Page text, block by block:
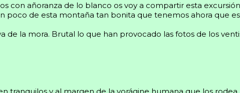
con añoranza de lo blanco os voy a compartir esta
poco de esta montaña tan bonita que tenemos ahora que
la mora. Brutal lo que han provocado las fotos de los